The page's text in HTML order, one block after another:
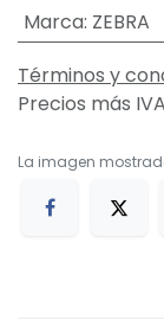
Marca: ZEBRA
Términos y
Precios más IVA
La imagen